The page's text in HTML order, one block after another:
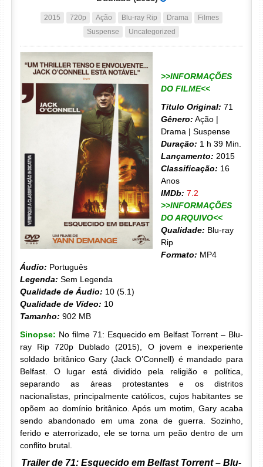
2015 720p Ação Blu-ray Rip Drama
Filmes
Suspense
Uncategorized
>>INFORMAÇÕES
DO FILME<<
Título Original: 71
Gênero: Ação |
Drama | Suspense
Duração: 1 h 39 Min.
Lançamento: 2015
Classificação: 16
Anos
IMDb: 7.2
>>INFORMAÇÕES
DO ARQUIVO<<
Qualidade: Blu-ray
Rip
Formato: MP4
Áudio: Português
Legenda: Sem Legenda
Qualidade de Áudio: 10 (5.1)
Qualidade de Vídeo: 10
Tamanho: 902 MB
Sinopse: No filme 71: Esquecido em Belfast Torrent – Blu-
ray Rip 720p Dublado (2015), O jovem e inexperiente
soldado britânico Gary (Jack O’Connell) é mandado para
Belfast. O lugar está dividido pela religião e política,
separando as áreas protestantes e os distritos
nacionalistas, principalmente católicos, cujos habitantes se
opõem ao domínio britânico. Após um motim, Gary acaba
sendo abandonado em uma zona de guerra. Sozinho,
ferido e aterrorizado, ele se torna um peão dentro de um
conflito brutal.
Trailer de 71: Esquecido em Belfast Torrent – Blu-